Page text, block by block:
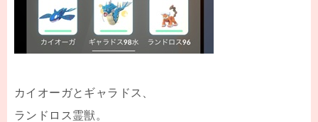
カイオーガとギャラドス、
ランドロス霊獣。